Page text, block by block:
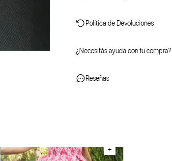
Política de Devoluciones
¿Necesitás ayuda con tu compra?
Reseñas
+